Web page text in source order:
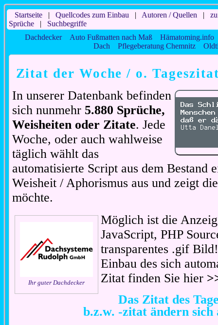
Startseite| Quellcodes zum Einbau | Autoren / Quellen |
Sprüche| Suchbegriffe
Dachdecker
Auto Fußmatten nach Maß
Hämatoming.info
Dach
Pflegeberatung Chemnitz
Zitat der Woche / o.
In unserer Datenbank befinden
sich nunmehr 5.880 Sprüche,
Weisheiten oder Zitate. Jede
Woche, oder auch wahlweise
täglich wählt das
automatisierte Script aus dem Bestand
Weisheit / Aphorismus aus und zeigt
möchte.
Ihr guter Dachdecker
Möglich ist die
JavaScript, PHP
transparentes .gif
Einbau des sich
Zitat finden Sie hier
Das Zitat des
b.z.w. -zitat ändern sich